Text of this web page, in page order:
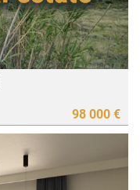
98 000 €